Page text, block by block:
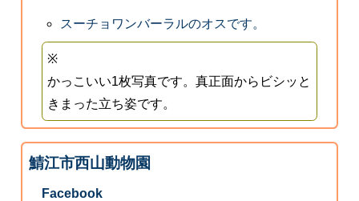
スーチョワンバーラルのオスです。
※
かっこいい1枚写真です。真正面からビシッと
きまった立ち姿です。
鯖江市西山動物園
Facebook